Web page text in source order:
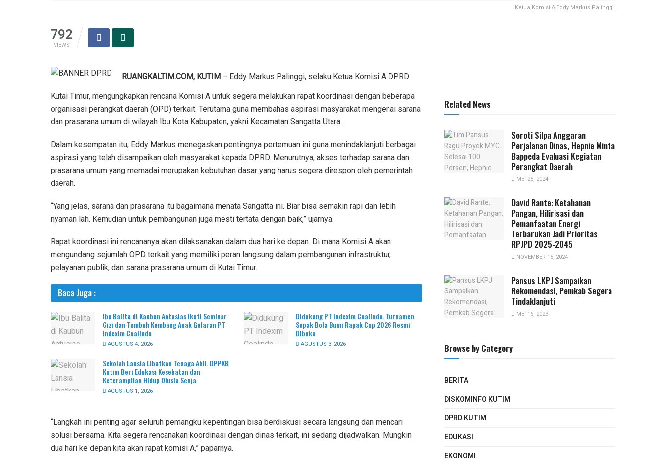
Ketua Komisi A Eddy Markus Palinggi.
792
VIEWS
RUANGKALTIM.COM, KUTIM – Eddy Markus Palinggi, selaku Ketua Komisi A DPRD
Kutai Timur, mengungkapkan rencana Komisi A untuk segera melakukan rapat koordinasi dengan beberapa
organisasi perangkat daerah (OPD) terkait. Terutama guna membahas aspirasi masyarakat mengenai sarana
dan prasarana umum di wilayah Ibu Kota Kabupaten, yakni Kecamatan Sangatta Utara.
Dalam kesempatan itu, Eddy Markus menegaskan pentingnya pertemuan ini guna menindaklanjuti berbagai
aspirasi yang telah disampaikan oleh masyarakat kepada DPRD. Menurutnya, akses terhadap sarana dan
prasarana umum yang memadai merupakan kebutuhan dasar yang harus segera direspon oleh pemerintah
daerah.
“Yang jelas, sarana dan prasarana itu bagaimana menata Sangatta ini. Biar bisa semakin rapi dan lebih
nyaman lah. Kemudian untuk pembangunan juga mesti tertata dengan baik,” ujarnya.
Rapat koordinasi ini rencananya akan dilaksanakan dalam dua hari ke depan. Di mana Komisi A akan
mengundang sejumlah OPD terkait yang memiliki peran langsung dalam pembangunan infrastruktur,
pelayanan publik, dan sarana prasarana umum di Kutai Timur.
Baca Juga :
Ibu Balita di Kaubun Antusias Ikuti Seminar
Gizi dan Tumbuh Kembang Anak Gelaran PT
Indexim Coalindo
AGUSTUS 4, 2026
Didukung PT Indexim Coalindo, Turnamen
Sepak Bola Bumi Rapak Cup 2026 Resmi
Dibuka
AGUSTUS 3, 2026
Sekolah Lansia Libatkan Tenaga Ahli, DPPKB
Kutim Beri Edukasi Kesehatan dan
Keterampilan Hidup Diusia Senja
AGUSTUS 1, 2026
“Langkah ini penting agar seluruh pemangku kepentingan bisa berdiskusi secara langsung dan mencari
solusi bersama. Kita segera rencanakan koordinasi dengan dinas terkait, ini sedang dijadwalkan. Mungkin
dua hari ke depan kita akan rapat komisi A,” paparnya.
Related News
Soroti Silpa Anggaran
Perjalanan Dinas, Hepnie Minta
Bappeda Evaluasi Kegiatan
Perangkat Daerah
MEI 25, 2024
David Rante: Ketahanan
Pangan, Hilirisasi dan
Pemanfaatan Energi
Terbarukan Jadi Prioritas
RPJPD 2025-2045
NOVEMBER 15, 2024
Pansus LKPJ Sampaikan
Rekomendasi, Pemkab Segera
Tindaklanjuti
MEI 16, 2023
Browse by Category
BERITA
DISKOMINFO KUTIM
DPRD KUTIM
EDUKASI
EKONOMI